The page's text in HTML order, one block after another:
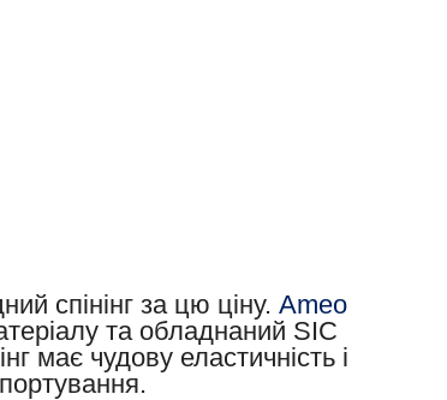
спінінг за цю ціну. Ameo
та обладнаний SIC
має чудову еластичність і